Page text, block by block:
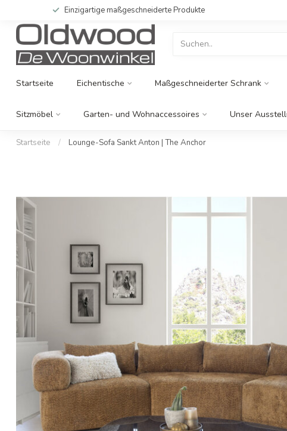
Einzigartige maßgeschneiderte Produkte
Startseite Eichentische Maßgeschneiderter Schrank
Sitzmöbel Garten- und Wohnaccessoires Unser
Startseite / Lounge-Sofa Sankt Anton | The Anchor